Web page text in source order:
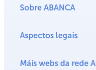
Sobre ABANCA
Aspectos legais
Máis webs da rede